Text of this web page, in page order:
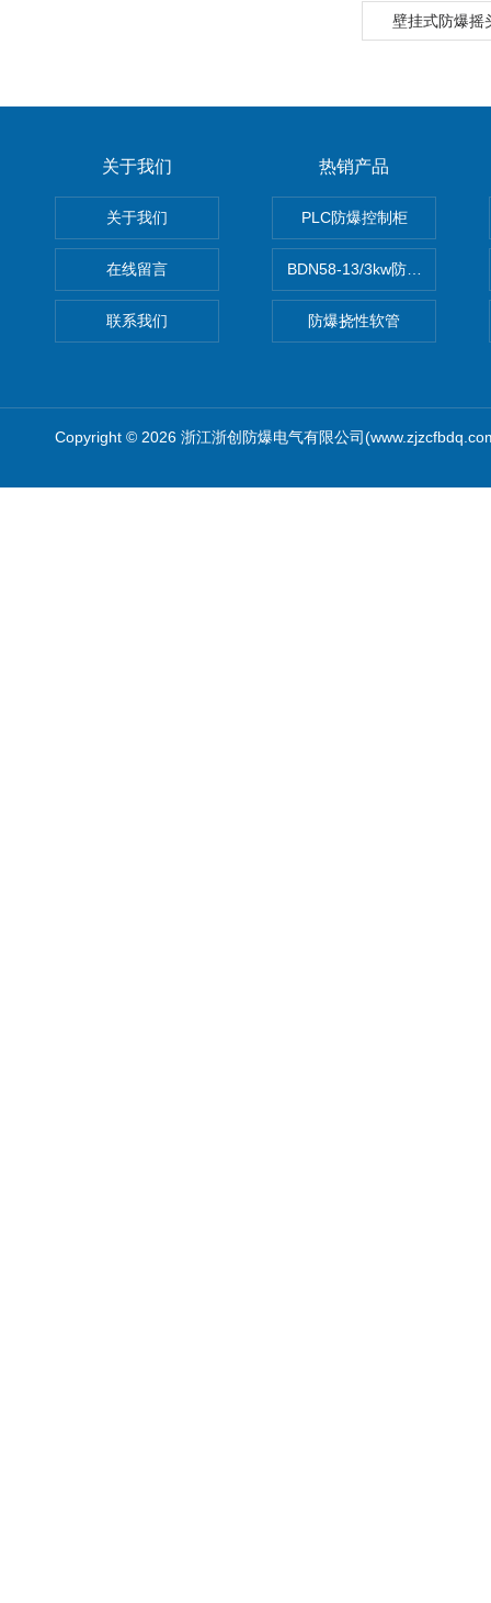
壁挂式防爆摇
关于我们
关于我们
在线留言
联系我们
热销产品
PLC防爆控制柜
BDN58-13/3kw防爆电热油汀
防爆挠性软管
Copyright © 2026 浙江浙创防爆电气有限公司